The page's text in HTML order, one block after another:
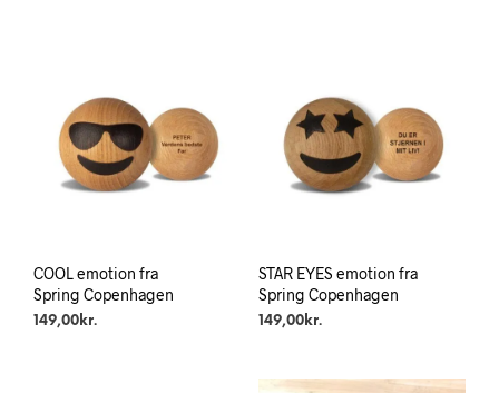
COOL emotion fra
Spring Copenhagen
149,00 kr.
STAR EYES emotion fra
Spring Copenhagen
149,00kr.